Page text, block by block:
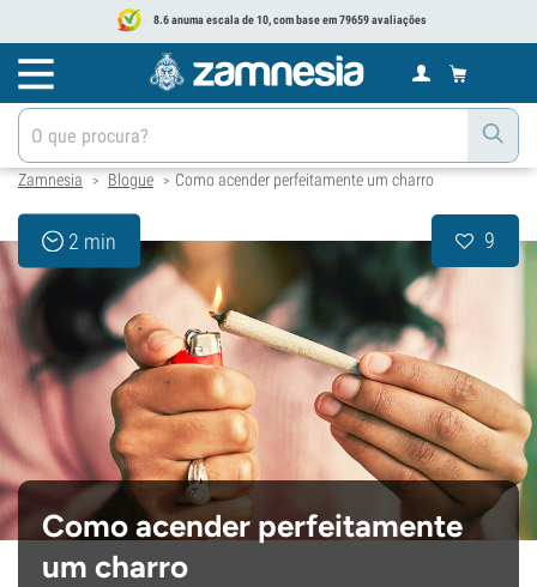
8.6 anuma escala de 10, com base em 79659 avaliações
Zamnesia > Blogue > Como acender perfeitamente um charro
2 min 9
Como acender perfeitamente
um charro